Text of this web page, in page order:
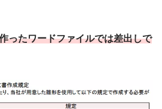
ったワードファイルでは差出しで